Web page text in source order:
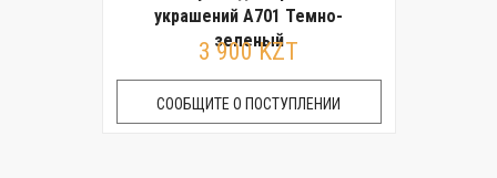
украшений A701 Темно-
зеленый
3 900 KZT
СООБЩИТЕ О ПОСТУПЛЕНИИ